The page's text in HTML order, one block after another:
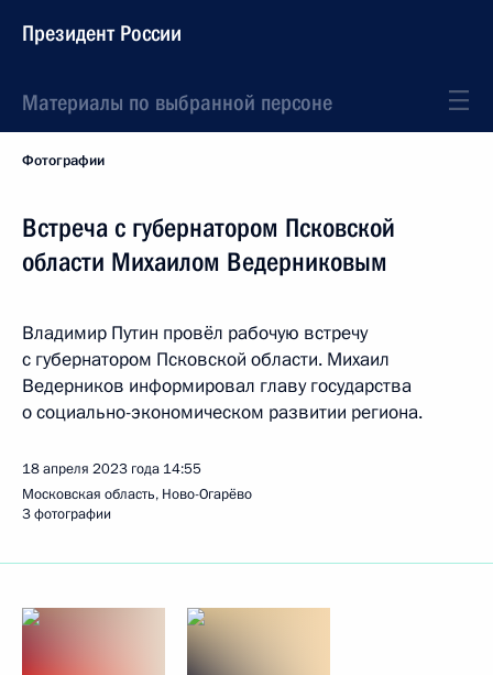
Президент России
Материалы по выбранной персоне
Фотографии
Встреча с губернатором Псковской
области Михаилом Ведерниковым
Владимир Путин провёл рабочую встречу
с губернатором Псковской области. Михаил
Ведерников информировал главу государства
о социально-экономическом развитии региона.
18 апреля 2023 года 14:55
Московская область, Ново-Огарёво
3 фотографии